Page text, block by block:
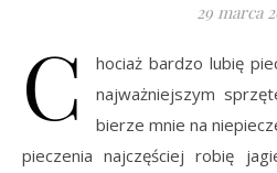
29 marca
C
hociaż bardzo lubię
najważniejszym
bierze mnie na
pieczenia najczęściej robię